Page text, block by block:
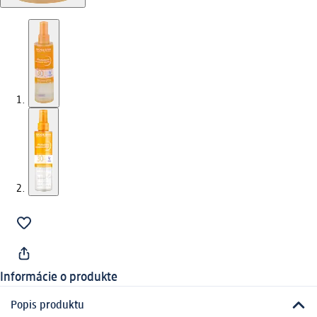
Informácie o produkte
Popis produktu